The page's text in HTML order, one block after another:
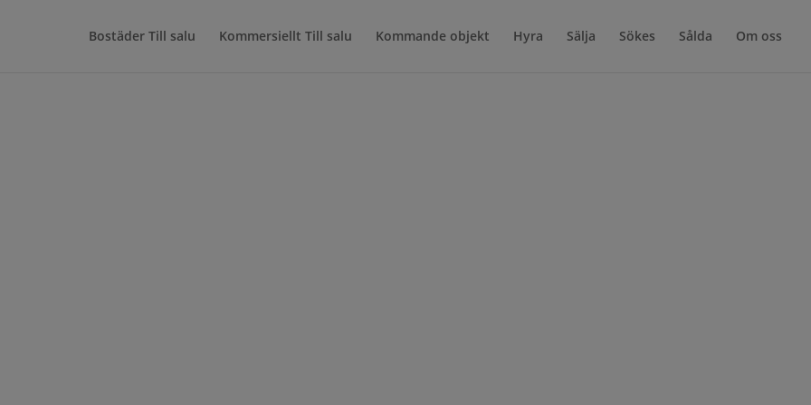
Bostäder Till salu Kommersiellt Till salu Kommande objekt Hyra Sälja Sökes Sålda Om oss